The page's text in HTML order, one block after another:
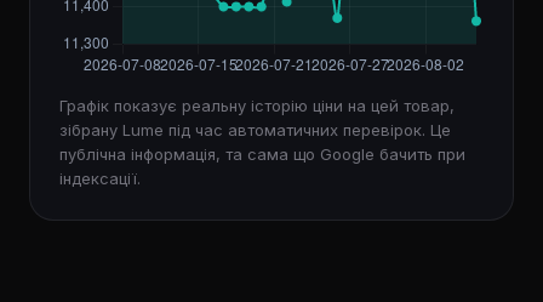
Графік показує реальну історію ціни на цей товар,
зібрану Lume під час автоматичних перевірок. Це
публічна інформація, та сама що Google бачить при
індексації.